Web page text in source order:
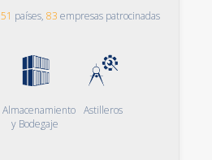
51 países, 83 empresas patrocinadas
Almacenamiento
y Bodegaje
Astilleros